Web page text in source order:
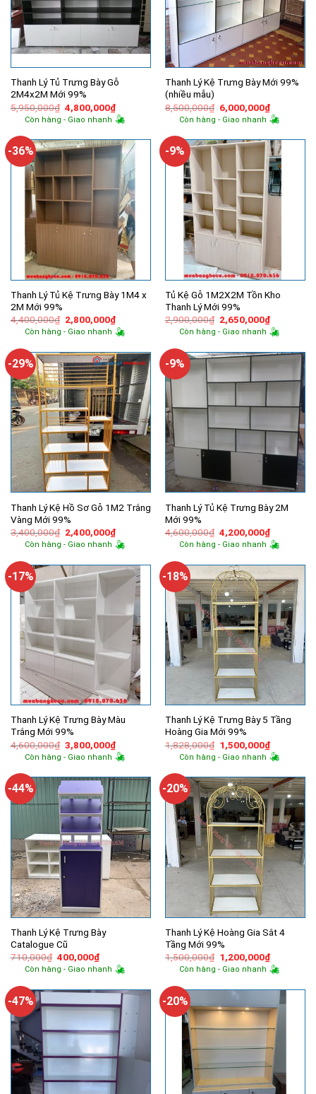
Thanh Lý Tủ Trưng Bày Gỗ
2M4x2M Mới 99%
5,950,000₫ Giá
gốc
là:
4,800,000₫Giá
hiện
tại
4,800,000₫.
Còn hàng - Giao nhanh
Thanh Lý Kệ Trưng Bày Mới 99%
(nhiều mẫu)
8,500,000₫ Giá
gốc
là:
6,000,000₫Giá
hiện
tại
Còn hàng - Giao nhanh
-36%
Thanh Lý Tủ Kệ Trưng Bày 1M4 x
2M Mới 99%
4,400,000₫ Giá
gốc
là:
2,800,000₫Giá
hiện
tại
2,800,000₫.
Còn hàng - Giao nhanh
-9%
Tủ Kệ Gỗ 1M2X2M Tồn Kho
Thanh Lý Mới 99%
2,900,000₫ Giá
gốc
là:
2,650,000₫Giá
hiện
tại
Còn hàng - Giao nhanh
-29%
Thanh Lý Kệ Hồ Sơ Gỗ 1M2 Trắng
Vàng Mới 99%
3,400,000₫ Giá
gốc
là:
2,400,000₫Giá
hiện
tại
2,400,000₫.
Còn hàng - Giao nhanh
-9%
Thanh Lý Tủ Kệ Trưng Bày 2M
Mới 99%
4,600,000₫ Giá
gốc
là:
4,200,000₫Giá
hiện
tại
Còn hàng - Giao nhanh
-17%
Thanh Lý Kệ Trưng Bày Màu
Trắng Mới 99%
4,600,000₫ Giá
gốc
là:
3,800,000₫Giá
hiện
tại
3,800,000₫.
Còn hàng - Giao nhanh
-18%
Thanh Lý Kệ Trưng Bày 5 Tầng
Hoàng Gia Mới 99%
1,828,000₫ Giá
gốc
là:
1,500,000₫Giá
hiện
tại
Còn hàng - Giao nhanh
-44%
Thanh Lý Kệ Trưng Bày
Catalogue Cũ
710,000₫ Giá
gốc
là:
400,000₫Giá
hiện
tại
400,000₫.
Còn hàng - Giao nhanh
-20%
Thanh Lý Kệ Hoàng Gia Sắt 4
Tầng Mới 99%
1,500,000₫ Giá
gốc
là:
1,200,000₫Giá
hiện
tại
Còn hàng - Giao nhanh
-47% -20%